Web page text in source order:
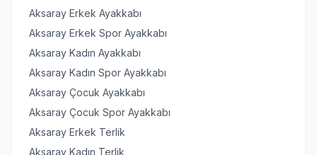
Aksaray Erkek Ayakkabı
Aksaray Erkek Spor Ayakkabı
Aksaray Kadın Ayakkabı
Aksaray Kadın Spor Ayakkabı
Aksaray Çocuk Ayakkabı
Aksaray Çocuk Spor Ayakkabı
Aksaray Erkek Terlik
Aksaray Kadın Terlik